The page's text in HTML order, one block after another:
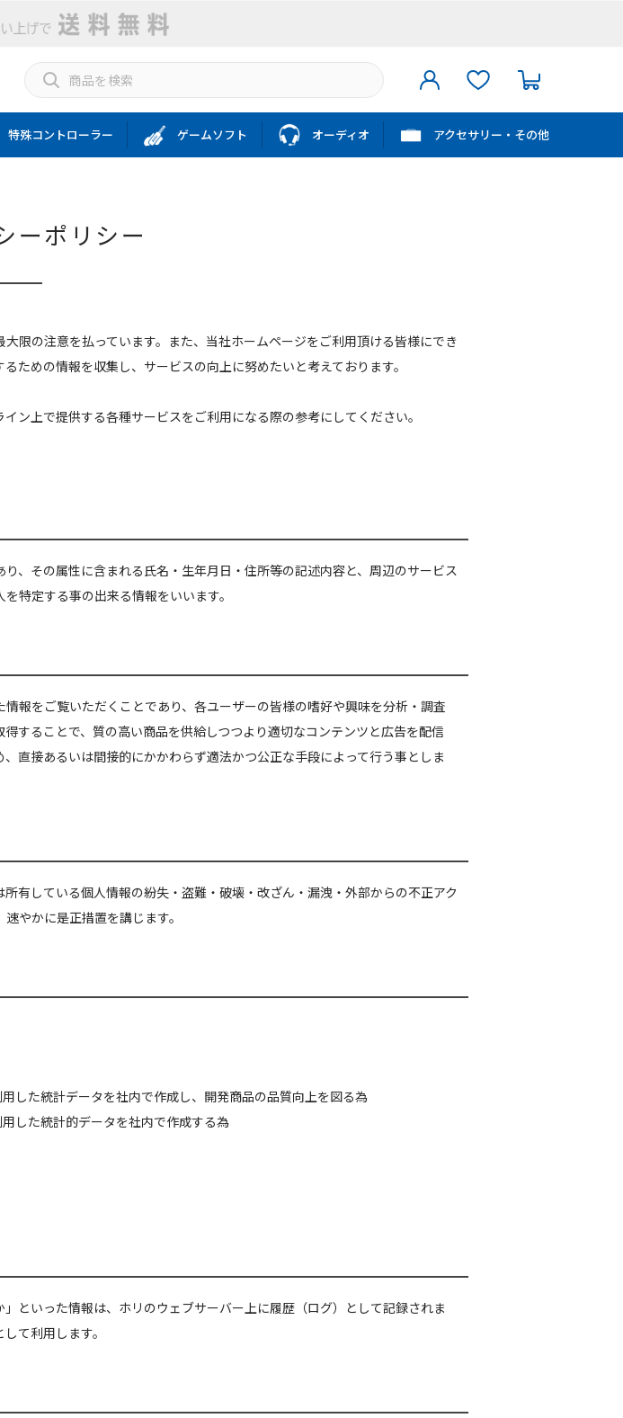
特殊コントローラー ゲームソフト オーディオ アクセサリー・その他
ーポリシー
限の注意を払っています。また、当社ホームページをご利用頂ける皆様にでき
ための情報を収集し、サービスの向上に努めたいと考えております。
ン上で提供する各種サービスをご利用になる際の参考にしてください。
、その属性に含まれる氏名・生年月日・住所等の記述内容と、周辺のサービス
特定する事の出来る情報をいいます。
報をご覧いただくことであり、各ユーザーの皆様の嗜好や興味を分析・調査
することで、質の高い商品を供給しつつより適切なコンテンツと広告を配信
直接あるいは間接的にかかわらず適法かつ公正な手段によって行う事としま
有している個人情報の紛失・盗難・破壊・改ざん・漏洩・外部からの不正アク
やかに是正措置を講じます。
した統計データを社内で作成し、開発商品の品質向上を図る為
した統計的データを社内で作成する為
といった情報は、ホリのウェブサーバー上に履歴（ログ）として記録されま
て利用します。